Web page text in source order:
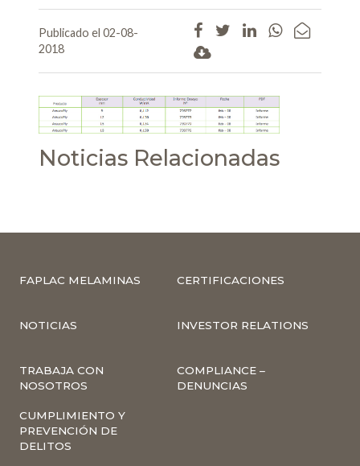
Publicado el 02-08-
2018
Noticias Relacionadas
FAPLAC MELAMINAS CERTIFICACIONES
NOTICIAS INVESTOR RELATIONS
TRABAJA CON
NOSOTROS
COMPLIANCE –
DENUNCIAS
CUMPLIMIENTO Y
PREVENCIÓN DE
DELITOS